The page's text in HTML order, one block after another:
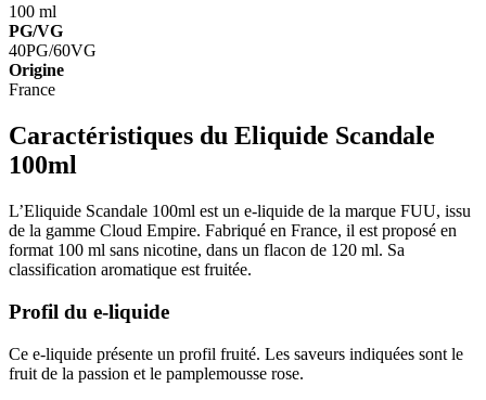
100 ml
PG/VG
40PG/60VG
Origine
France
Caractéristiques du Eliquide Scandale
100ml
L’Eliquide Scandale 100ml est un e-liquide de la marque FUU, issu
de la gamme Cloud Empire. Fabriqué en France, il est proposé en
format 100 ml sans nicotine, dans un flacon de 120 ml. Sa
classification aromatique est fruitée.
Profil du e-liquide
Ce e-liquide présente un profil fruité. Les saveurs indiquées sont le
fruit de la passion et le pamplemousse rose.